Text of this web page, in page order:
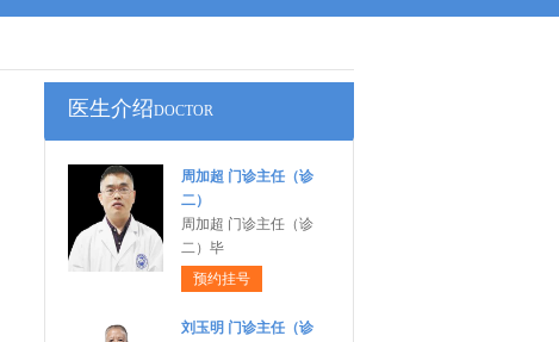
医生介绍DOCTOR
周加超 门诊主任（诊
二）
周加超 门诊主任（诊
二）毕
预约挂号
刘玉明 门诊主任（诊